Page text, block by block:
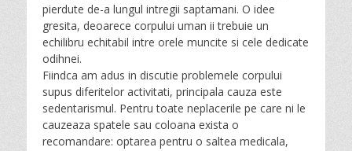
pierdute de-a lungul intregii saptamani. O idee
gresita, deoarece corpului uman ii trebuie un
echilibru echitabil intre orele muncite si cele dedicate
odihnei.
Fiindca am adus in discutie problemele corpului
supus diferitelor activitati, principala cauza este
sedentarismul. Pentru toate neplacerile pe care ni le
cauzeaza spatele sau coloana exista o
recomandare: optarea pentru o saltea medicala,